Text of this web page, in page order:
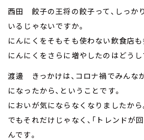
西田 餃子の王将の餃子って、しっか
いるじゃないですか。
にんにくをそもそも使わない飲食店も
にんにくをさらに増やしたのはどうし
渡邊 きっかけは、コロナ禍でみんな
になったから、ということです。
においが気にならなくなりましたから
でもそれだけじゃなく、「トレンドが
んです。